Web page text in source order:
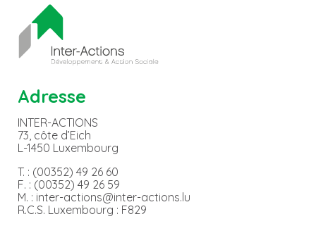
Adresse
INTER-ACTIONS
73, côte d’Eich
L-1450 Luxembourg
T. : (00352) 49 26 60
F. : (00352) 49 26 59
M. : inter-actions@inter-actions.lu
R.C.S. Luxembourg : F829